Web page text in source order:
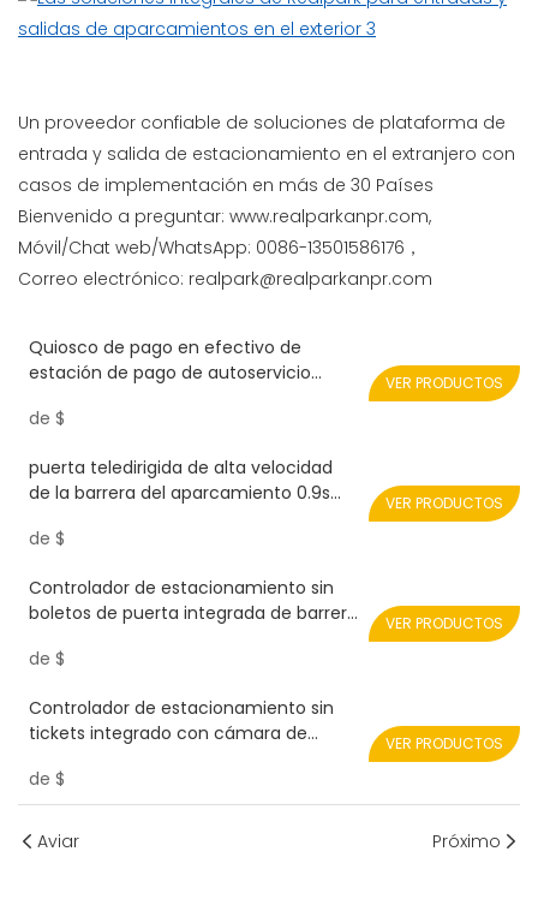
Un proveedor confiable de soluciones de plataforma de
entrada y salida de estacionamiento en el extranjero con
casos de implementación en más de 30 Países
Bienvenido a preguntar: www.realparkanpr.com,
Móvil/Chat web/WhatsApp: 0086-13501586176，
Correo electrónico: realpark@realparkanpr.com
Quiosco de pago en efectivo de
estación de pago de autoservicio
de estacionamientos inteligentes
de $
VER PRODUCTOS
puerta teledirigida de alta velocidad
de la barrera del aparcamiento 0.9s
de $
VER PRODUCTOS
Controlador de estacionamiento sin
boletos de puerta integrada de barrera
de $
VER PRODUCTOS
Controlador de estacionamiento sin
tickets integrado con cámara de
XYX1
de $
VER PRODUCTOS
Aviar Próximo